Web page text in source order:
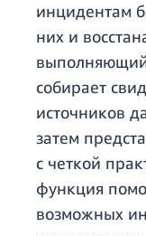
инцидентам
них и
выполняющий
собирает
источников
затем
с четкой
функция
возможных